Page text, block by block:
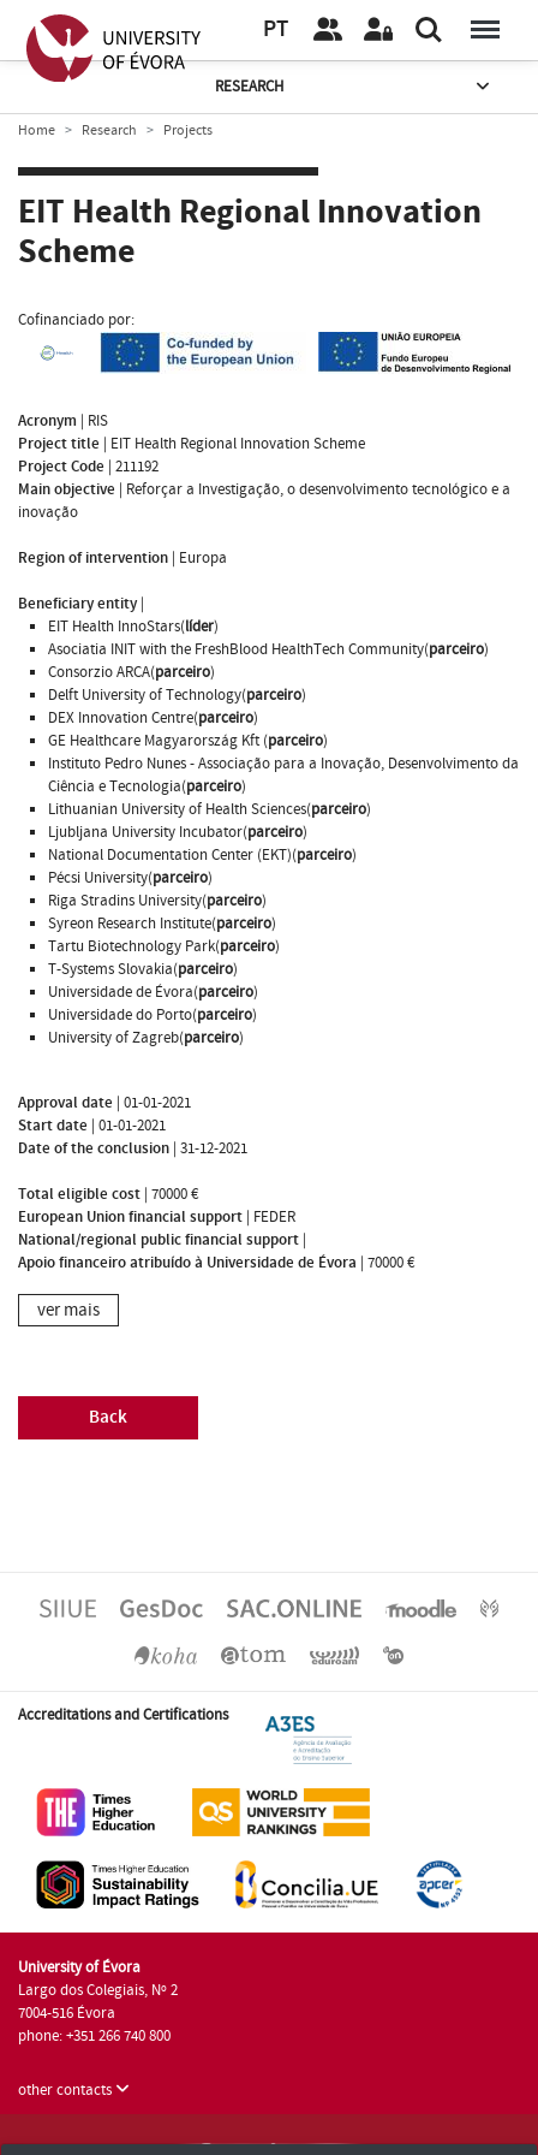
PT
RESEARCH
Home Research Projects
EIT Health Regional Innovation
Scheme
Cofinanciado por:
Acronym | RIS
Project title | EIT Health Regional Innovation Scheme
Project Code | 211192
Main objective | Reforçar a Investigação, o desenvolvimento tecnológico e a
inovação
Region of intervention | Europa
Beneficiary entity|
EIT Health InnoStars(líder)
Asociatia INIT with the FreshBlood HealthTech Community(parceiro)
Consorzio ARCA(parceiro)
Delft University of Technology(parceiro)
DEX Innovation Centre(parceiro)
GE Healthcare Magyarország Kft (parceiro)
Instituto Pedro Nunes - Associação para a Inovação, Desenvolvimento da
Ciência e Tecnologia(parceiro)
Lithuanian University of Health Sciences(parceiro)
Ljubljana University Incubator(parceiro)
National Documentation Center (EKT)(parceiro)
Pécsi University(parceiro)
Riga Stradins University(parceiro)
Syreon Research Institute(parceiro)
Tartu Biotechnology Park(parceiro)
T-Systems Slovakia(parceiro)
Universidade de Évora(parceiro)
Universidade do Porto(parceiro)
University of Zagreb(parceiro)
Approval date | 01-01-2021
Start date | 01-01-2021
Date of the conclusion | 31-12-2021
Total eligible cost | 70000 €
European Union financial support | FEDER
National/regional public financial support |
Apoio financeiro atribuído à Universidade de Évora | 70000 €
ver mais
Back
Accreditations and Certifications
University of Évora
Largo dos Colegiais, Nº 2
7004-516 Évora
phone: +351 266 740 800
other contacts